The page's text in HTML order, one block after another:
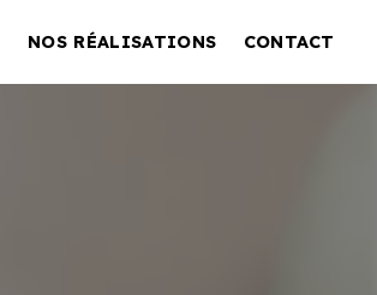
NOS RÉALISATIONS CONTACT